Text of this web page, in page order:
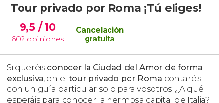
Tour privado por Roma ¡Tú eliges!
9,5 / 10
602 opiniones
Cancelación
gratuita
Si queréis conocer la Ciudad del Amor de forma
exclusiva, en el tour privado por Roma contaréis
con un guía particular solo para vosotros. ¿A qué
esperáis para conocer la hermosa capital de Italia?